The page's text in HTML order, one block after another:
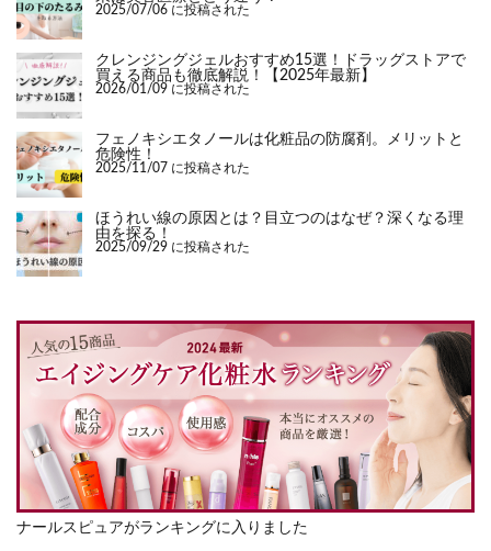
2025/07/06 に投稿された
クレンジングジェルおすすめ15選！ドラッグストアで
買える商品も徹底解説！【2025年最新】
2026/01/09 に投稿された
フェノキシエタノールは化粧品の防腐剤。メリットと
危険性！
2025/11/07 に投稿された
ほうれい線の原因とは？目立つのはなぜ？深くなる理
由を探る！
2025/09/29 に投稿された
ナールスピュアがランキングに入りました